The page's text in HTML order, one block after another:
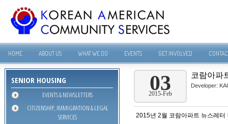
HOME ABOUT US WHAT WE DO EVENTS GET INVOLVED
SENIOR HOUSING
EVENTS & NEWSLETTERS
CITIZENSHIP, IMMIGRATION & LEGAL
SERVICES
03
2015-Feb
코람아파
Developer:
2015년 2월 코람아파트 뉴스레터